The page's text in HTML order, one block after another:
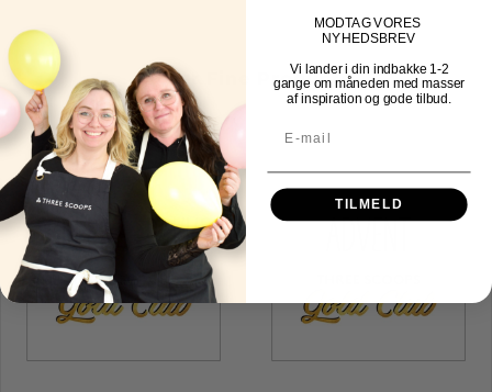
Other Fine Products
MODTAG VORES
NYHEDSBREV
Vi lander i din indbakke 1-2
gange om måneden med masser
af inspiration og gode tilbud.
TILMELD